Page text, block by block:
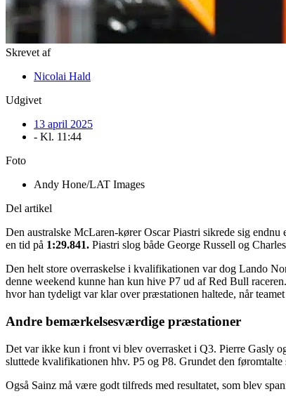
Skrevet af
Nicolai Hald
Udgivet
13 april 2025
- Kl. 11:44
Foto
Andy Hone/LAT Images
Del artikel
Den australske McLaren-kører Oscar Piastri sikrede sig
en tid på 1:29.841. Piastri slog både George Russell og
Den helt store overraskelse i kvalifikationen var dog Lando
denne weekend kunne han kun hive P7 ud af Red Bull
hvor han tydeligt var klar over præstationen haltede, når
Andre bemærkelsesværdige præstationer
Det var ikke kun i front vi blev overrasket i Q3. Pierre Gasly
sluttede kvalifikationen hhv. P5 og P8. Grundet den
Også Sainz må være godt tilfreds med resultatet, som blev